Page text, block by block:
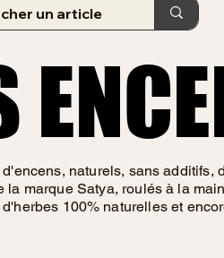
naturels, sans additifs,
marque Satya, roulés à la
100% naturelles et